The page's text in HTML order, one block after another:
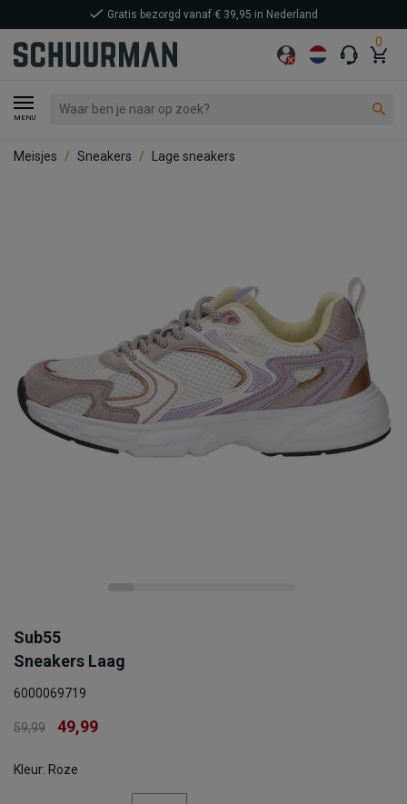
0
MENU
Gratis bezorgd vanaf € 39,95 in Nederland
Meisjes Sneakers Lage sneakers
Sub55
Sneakers Laag
6000069719
59,99 49,99
Kleur: Roze